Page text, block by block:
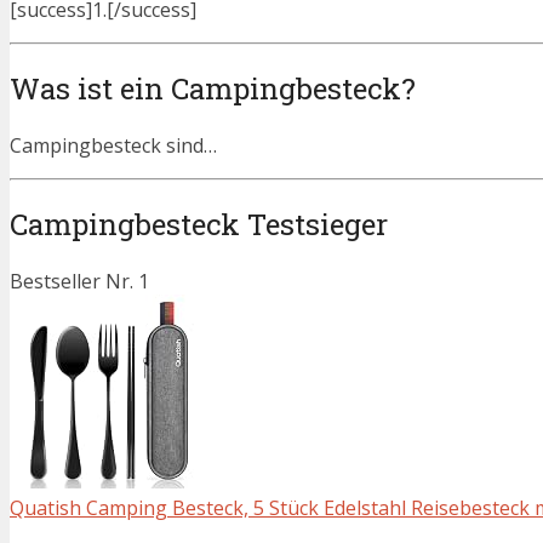
[success]1.[/success]
Was ist ein Campingbesteck?
Campingbesteck sind…
Campingbesteck Testsieger
Bestseller Nr. 1
Quatish Camping Besteck, 5 Stück Edelstahl Reisebesteck